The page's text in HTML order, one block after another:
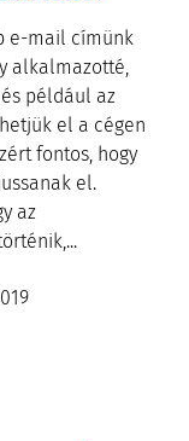
e-mail címünk
alkalmazotté,
például az
el a cégen
fontos, hogy
el.
az